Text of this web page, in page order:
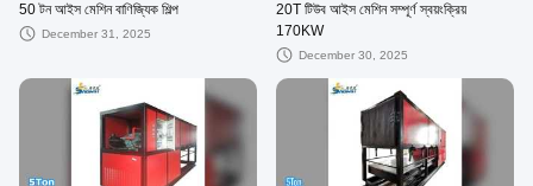
50 টন আইস মেশিন বাণিজ্যিক শিল্প
December 31, 2025
20T টিউব আইস মেশিন সম্পূর্ণ স্বয়ংক্রিয়
170KW
December 30, 2025